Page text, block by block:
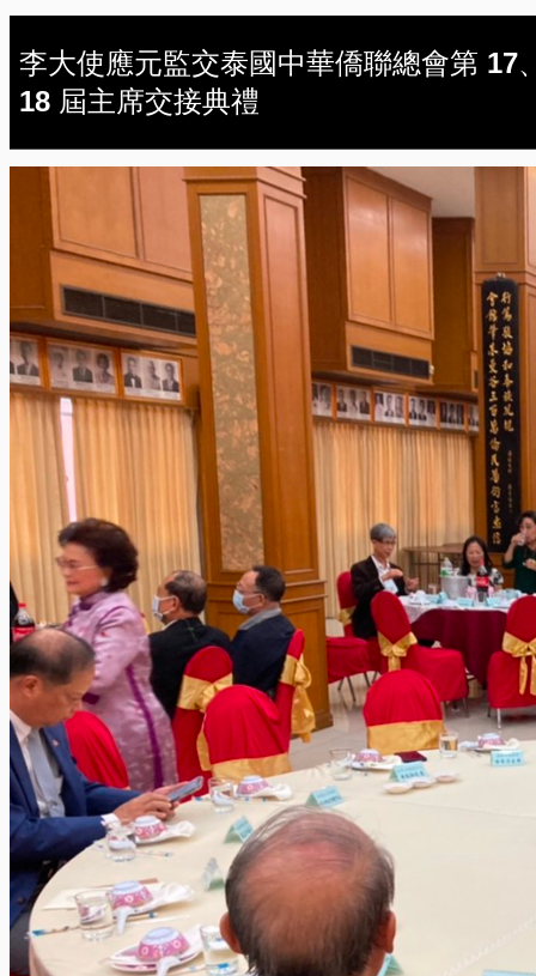
李大使應元監交泰國中華僑聯總會第 17
18 屆主席交接典禮